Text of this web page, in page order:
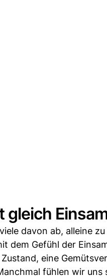
gleich
davon ab, alleine
dem Gefühl der
eine
fühlen wir